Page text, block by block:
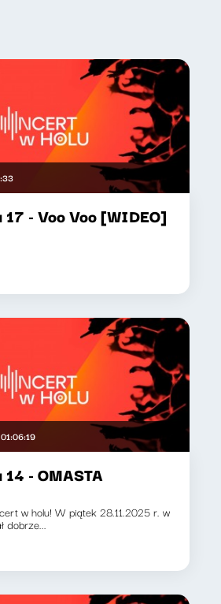
- Voo Voo [WIDEO]
01:06:19
- OMASTA
w holu! W piątek 28.11.2025 r. w
dobrze...